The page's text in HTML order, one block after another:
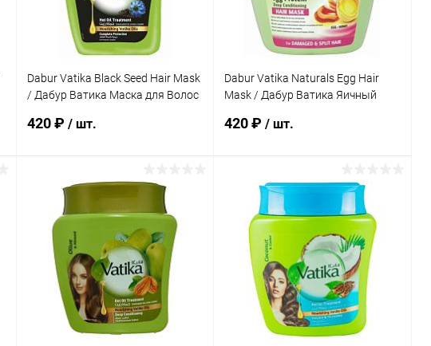
Dabur Vatika Black Seed Hair Mask
/ Дабур Ватика Маска для Волос
420 ₽ / шт.
В корзину
Купить в 1 клик К сравнению
В избранное Под заказ
Dabur Vatika Naturals Egg Hair
Mask / Дабур Ватика Яичный
500 г
420 ₽/ шт.
В корзину
Купить в 1 клик К сравнению
В избранное Под заказ